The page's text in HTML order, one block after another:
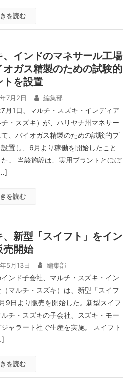
を読む
、インドのマネサール工場
オガス精製のための試験的
トを設置
7月2日 編集部
7月1日、マルチ・スズキ・インディア
・スズキ）が、ハリヤナ州マネサー
て、バイオガス精製のための試験的プ
置し、6月より稼働を開始したこと
た。 当該施設は、実用プラントとほぼ
を読む
、新型「スイフト」をイン
売開始
5月13日 編集部
インド子会社、マルチ・スズキ・イン
マルチ・スズキ）は、新型「スイフ
9日より販売を開始した。新型スイフ
ルチ・スズキの子会社、スズキ・モー
ジャラート社で生産を実施。 スイフト
を読む